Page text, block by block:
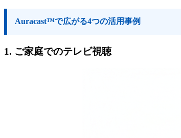
Auracast™で広がる4つの活用事例
1. ご家庭でのテレビ視聴